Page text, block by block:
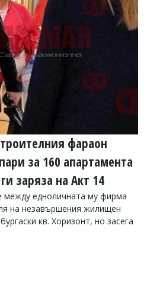
фараон
за 160 апартамента
заряза на Акт 14
между едноличната му фирма
на незавършения жилищен
кв. Хоризонт, но засега